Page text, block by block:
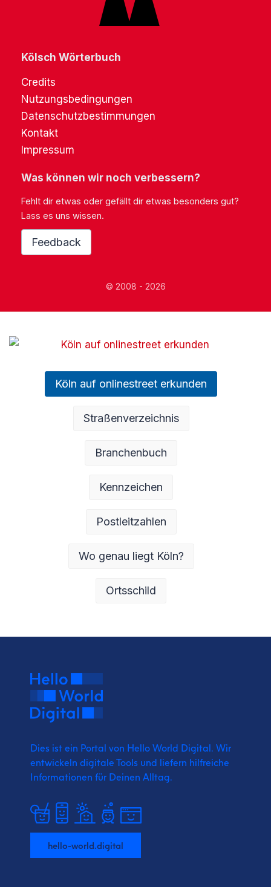
Kölsch Wörterbuch
Credits
Nutzungsbedingungen
Datenschutzbestimmungen
Kontakt
Impressum
Was können wir noch verbessern?
Fehlt dir etwas oder gefällt dir etwas besonders gut?
Lass es uns wissen.
Feedback
© 2008 - 2026
Köln auf onlinestreet erkunden
Straßenverzeichnis
Branchenbuch
Kennzeichen
Postleitzahlen
Wo genau liegt Köln?
Ortsschild
Dies ist ein Portal von Hello World Digital. Wir
entwickeln digitale Tools und liefern hilfreiche
Informationen für Deinen Alltag.
hello-world.digital